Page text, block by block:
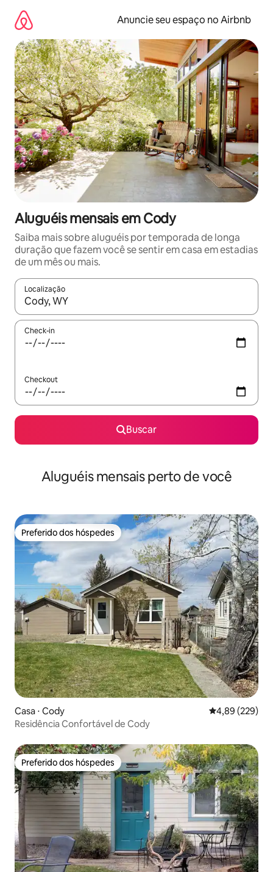
para
conteúdo
Anuncie seu espaço no Airbnb
Aluguéis mensais em Cody
Saiba mais sobre aluguéis por temporada de longa
duração que fazem você se sentir em casa em estadias
de um mês ou mais.
Localização
Quando os resultados estiverem disponíveis, explore-os
Check-in
Checkout
Buscar
Aluguéis mensais perto de você
Preferido dos hóspedes
Preferido dos hóspedes
Casa ⋅ Cody 4,89 de uma
4,89 (229)
Residência Confortável de Cody
Preferido dos hóspedes
Preferido dos hóspedes